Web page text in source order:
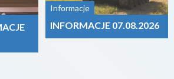
Informacje
INFORMACJE 07.08.2026